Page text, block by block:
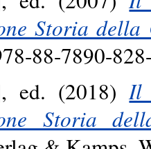
Storia
88-7890-
ed. (2018)Il
Storia